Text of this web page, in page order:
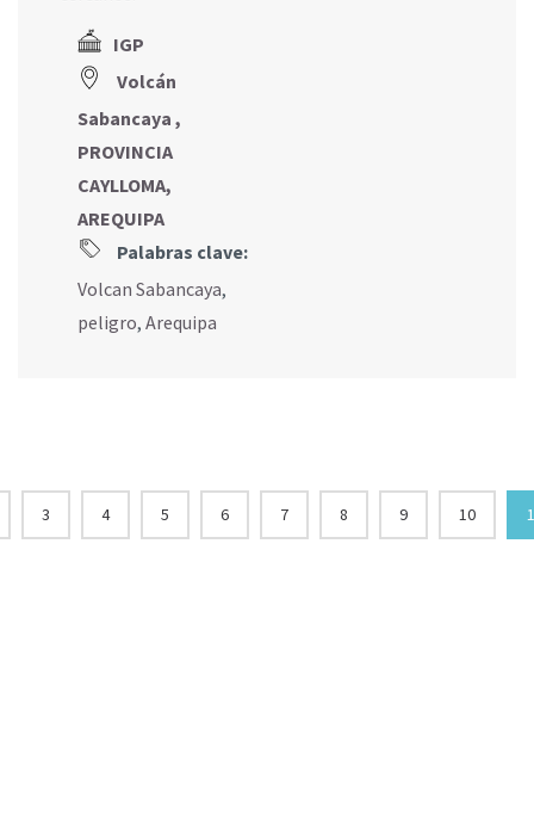
IGP
Volcán
Sabancaya ,
PROVINCIA
CAYLLOMA,
AREQUIPA
Palabras clave:
Volcan Sabancaya,
peligro, Arequipa
3 4 5 6 7 8 9 10